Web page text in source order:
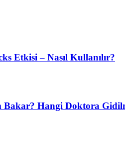
Etkisi – Nasıl Kullanılır?
Bakar? Hangi Doktora